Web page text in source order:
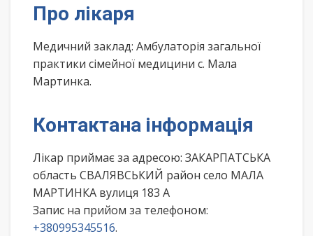
Про лікаря
Медичний заклад: Амбулаторія загальної
практики сімейної медицини с. Мала
Мартинка.
Контактана інформація
Лікар приймає за адресою: ЗАКАРПАТСЬКА
область СВАЛЯВСЬКИЙ район село МАЛА
МАРТИНКА вулиця 183 А
Запис на прийом за телефоном:
+380995345516.